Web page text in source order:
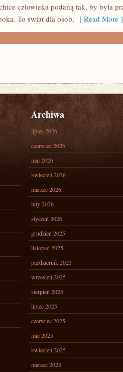
człowieka podaną tak, by była
To świat dla osób, [ Read More ]
Archiwa
lipiec 2026
czerwiec 2026
maj 2026
kwiecień 2026
marzec 2026
luty 2026
styczeń 2026
grudzień 2025
listopad 2025
październik 2025
wrzesień 2025
sierpień 2025
lipiec 2025
czerwiec 2025
maj 2025
kwiecień 2025
marzec 2025